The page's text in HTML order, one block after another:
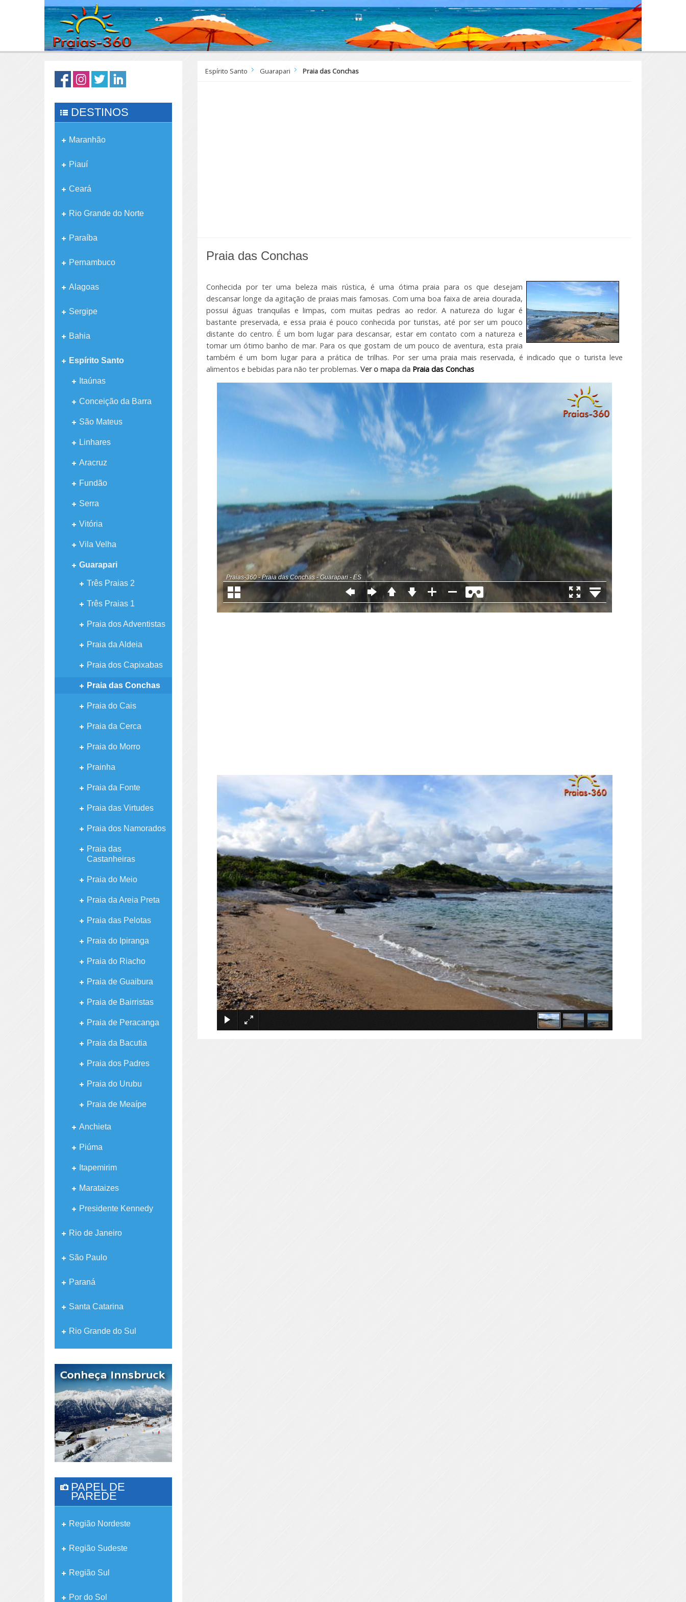
Espírito Santo Guarapari Praia das Conchas
Praia das Conchas
Conhecida por ter uma beleza mais rústica, é uma ótima praia para os que desejam
descansar longe da agitação de praias mais famosas. Com uma boa faixa de areia dourada,
possui águas tranquilas e limpas, com muitas pedras ao redor. A natureza do lugar é
bastante preservada, e essa praia é pouco conhecida por turistas, até por ser um pouco
distante do centro. É um bom lugar para descansar, estar em contato com a natureza e
tomar um ótimo banho de mar. Para os que gostam de um pouco de aventura, esta praia
também é um bom lugar para a prática de trilhas. Por ser uma praia mais reservada, é indicado que o turista leve
alimentos e bebidas para não ter problemas.Ver o mapa da Praia das Conchas
Praias-360 - Praia das Conchas - Guarapari - ES
DESTINOS
Maranhão
Piauí
Ceará
Rio Grande do Norte
Paraíba
Pernambuco
Alagoas
Sergipe
Bahia
Espírito Santo
Itaúnas
Conceição da Barra
São Mateus
Linhares
Aracruz
Fundão
Serra
Vitória
Vila Velha
Guarapari
Três Praias 2
Três Praias 1
Praia dos Adventistas
Praia da Aldeia
Praia dos Capixabas
Praia das Conchas
Praia do Cais
Praia da Cerca
Praia do Morro
Prainha
Praia da Fonte
Praia das Virtudes
Praia dos Namorados
Praia das
Castanheiras
Praia do Meio
Praia da Areia Preta
Praia das Pelotas
Praia do Ipiranga
Praia do Riacho
Praia de Guaibura
Praia de Bairristas
Praia de Peracanga
Praia da Bacutia
Praia dos Padres
Praia do Urubu
Praia de Meaípe
Anchieta
Piúma
Itapemirim
Marataizes
Presidente Kennedy
Rio de Janeiro
São Paulo
Paraná
Santa Catarina
Rio Grande do Sul
PAPEL DE
PAREDE
Região Nordeste
Região Sudeste
Região Sul
Por do Sol